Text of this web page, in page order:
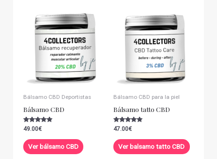
Bálsamo CBD Deportistas
Bálsamo CBD
Valorado con
de 5
49.00€
Ver bálsamo CBD
Bálsamo CBD para la piel
Bálsamo tatto CBD
Valorado con
de 5
47.00€
Ver balsamo tatto CBD